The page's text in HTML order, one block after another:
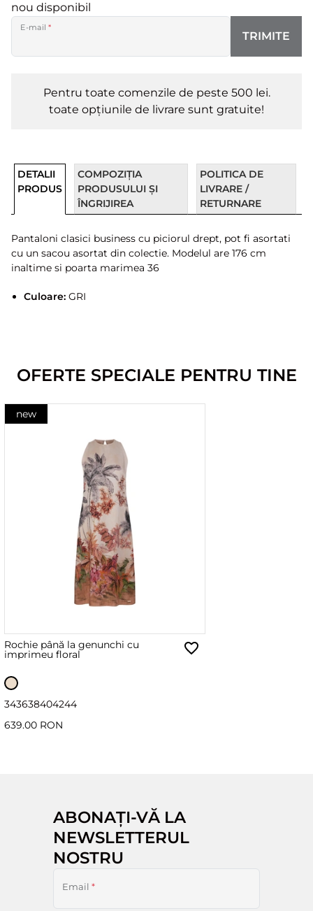
nou disponibil
E-mail*
TRIMITE
Pentru toate comenzile de peste 500 lei.
toate opțiunile de livrare sunt gratuite!
DETALII
PRODUS
COMPOZIȚIA
PRODUSULUI ȘI
ÎNGRIJIREA
POLITICA DE
LIVRARE /
RETURNARE
Pantaloni clasici business cu piciorul drept, pot fi asortati
cu un sacou asortat din colectie. Modelul are 176 cm
inaltime si poarta marimea 36
Culoare:GRI
OFERTE SPECIALE PENTRU TINE
new
Rochie până la genunchi cu
imprimeu floral
343638404244
639.00 RON
ABONAȚI-VĂ LA
NEWSLETTERUL
NOSTRU
Email *